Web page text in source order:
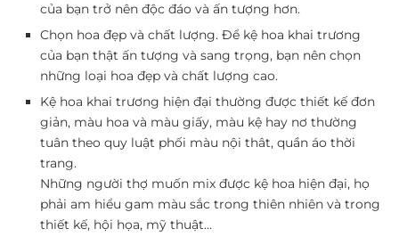
của bạn trở nên độc đáo và ấn tượng hơn.
Chọn hoa đẹp và chất lượng. Để kệ hoa khai trương
của bạn thật ấn tượng và sang trọng, bạn nên chọn
những loại hoa đẹp và chất lượng cao.
Kệ hoa khai trương hiện đại thường được thiết kế đơn
giản, màu hoa và màu giấy, màu kệ hay nơ thường
tuân theo quy luật phối màu nội thât, quần áo thời
trang.
Những người thợ muốn mix được kệ hoa hiện đại, họ
phải am hiểu gam màu sắc trong thiên nhiên và trong
thiết kế, hội họa, mỹ thuật…